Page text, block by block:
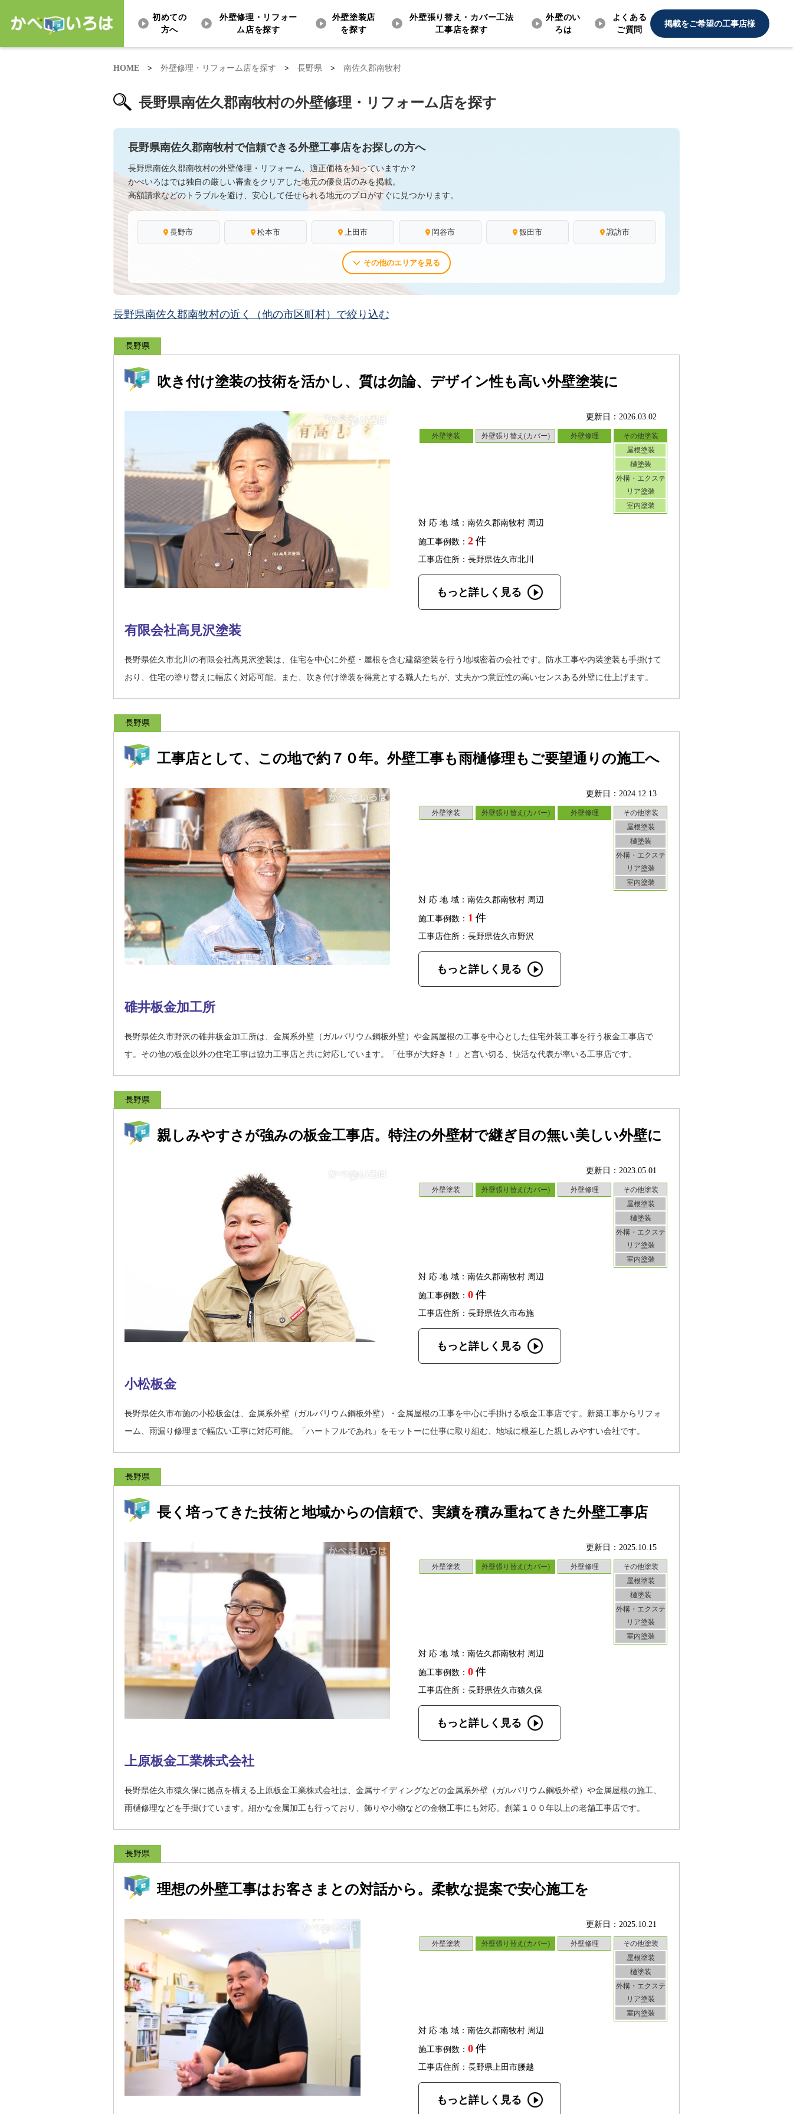
初めての
方へ
外壁修理・リフォー
ム店を探す
外壁塗装店
を探す
外壁張り替え・カバー工法
工事店を探す
外壁のい
ろは
よくある
ご質問
掲載をご希望の工事店様
HOME > 外壁修理・リフォーム店を探す > 長野県 > 南佐久郡南牧村
長野県南佐久郡南牧村の外壁修理・リフォーム店を探す
長野県南佐久郡南牧村で信頼できる外壁工事店をお探しの方へ
長野県南佐久郡南牧村の外壁修理・リフォーム、適正価格を知っていますか？
かべいろはでは独自の厳しい審査をクリアした地元の優良店のみを掲載。
高額請求などのトラブルを避け、安心して任せられる地元のプロがすぐに見つかります。
長野市 松本市 上田市 岡谷市 飯田市 諏訪市
その他のエリアを見る
長野県南佐久郡南牧村の近く（他の市区町村）で絞り込む
長野県
吹き付け塗装の技術を活かし、質は勿論、デザイン性も高い外壁塗装に
更新日：2026.03.02
外壁塗装 外壁張り替え(カバー) 外壁修理
その他塗装
屋根塗装
樋塗装
外構・エクステ
リア塗装
室内塗装
対応地域：南佐久郡南牧村 周辺
施工事例数： 2 件
工事店住所：長野県佐久市北川
もっと詳しく見る
有限会社高見沢塗装
長野県佐久市北川の有限会社高見沢塗装は、住宅を中心に外壁・屋根を含む建築塗装を行う地域密着の会社です。防水工事や内装塗装も手掛けて
おり、住宅の塗り替えに幅広く対応可能。また、吹き付け塗装を得意とする職人たちが、丈夫かつ意匠性の高いセンスある外壁に仕上げます。
長野県
工事店として、この地で約７０年。外壁工事も雨樋修理もご要望通りの施工へ
更新日：2024.12.13
外壁塗装 外壁張り替え(カバー) 外壁修理
その他塗装
屋根塗装
樋塗装
外構・エクステ
リア塗装
室内塗装
対応地域：南佐久郡南牧村 周辺
施工事例数： 1 件
工事店住所：長野県佐久市野沢
もっと詳しく見る
碓井板金加工所
長野県佐久市野沢の碓井板金加工所は、金属系外壁（ガルバリウム鋼板外壁）や金属屋根の工事を中心とした住宅外装工事を行う板金工事店で
す。その他の板金以外の住宅工事は協力工事店と共に対応しています。「仕事が大好き！」と言い切る、快活な代表が率いる工事店です。
長野県
親しみやすさが強みの板金工事店。特注の外壁材で継ぎ目の無い美しい外壁に
更新日：2023.05.01
外壁塗装 外壁張り替え(カバー) 外壁修理
その他塗装
屋根塗装
樋塗装
外構・エクステ
リア塗装
室内塗装
対応地域：南佐久郡南牧村 周辺
施工事例数： 0 件
工事店住所：長野県佐久市布施
もっと詳しく見る
小松板金
長野県佐久市布施の小松板金は、金属系外壁（ガルバリウム鋼板外壁）・金属屋根の工事を中心に手掛ける板金工事店です。新築工事からリフォ
ーム、雨漏り修理まで幅広い工事に対応可能。「ハートフルであれ」をモットーに仕事に取り組む、地域に根差した親しみやすい会社です。
長野県
長く培ってきた技術と地域からの信頼で、実績を積み重ねてきた外壁工事店
更新日：2025.10.15
外壁塗装 外壁張り替え(カバー) 外壁修理
その他塗装
屋根塗装
樋塗装
外構・エクステ
リア塗装
室内塗装
対応地域：南佐久郡南牧村 周辺
施工事例数： 0 件
工事店住所：長野県佐久市猿久保
もっと詳しく見る
上原板金工業株式会社
長野県佐久市猿久保に拠点を構える上原板金工業株式会社は、金属サイディングなどの金属系外壁（ガルバリウム鋼板外壁）や金属屋根の施工、
雨樋修理などを手掛けています。細かな金属加工も行っており、飾りや小物などの金物工事にも対応。創業１００年以上の老舗工事店です。
長野県
理想の外壁工事はお客さまとの対話から。柔軟な提案で安心施工を
更新日：2025.10.21
外壁塗装 外壁張り替え(カバー) 外壁修理
その他塗装
屋根塗装
樋塗装
外構・エクステ
リア塗装
室内塗装
対応地域：南佐久郡南牧村 周辺
施工事例数： 0 件
工事店住所：長野県上田市腰越
もっと詳しく見る